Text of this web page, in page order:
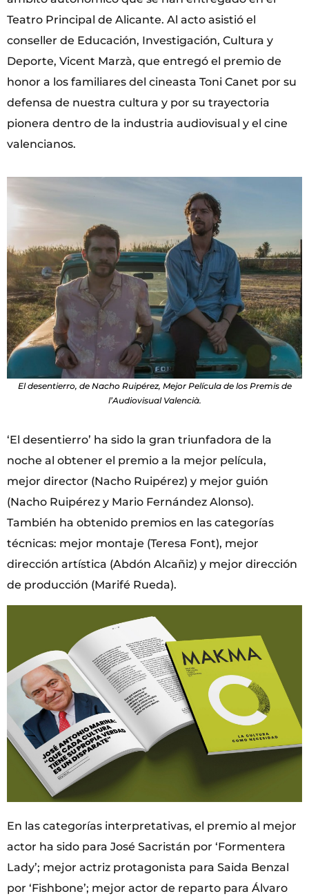
Teatro Principal de Alicante. Al acto asistió el
conseller de Educación, Investigación, Cultura y
Deporte, Vicent Marzà, que entregó el premio de
honor a los familiares del cineasta Toni Canet por su
defensa de nuestra cultura y por su trayectoria
pionera dentro de la industria audiovisual y el cine
valencianos.
El desentierro, de Nacho Ruipérez, Mejor Película de los Premis de
l’Audiovisual Valencià.
‘El desentierro’ ha sido la gran triunfadora de la
noche al obtener el premio a la mejor película,
mejor director (Nacho Ruipérez) y mejor guión
(Nacho Ruipérez y Mario Fernández Alonso).
También ha obtenido premios en las categorías
técnicas: mejor montaje (Teresa Font), mejor
dirección artística (Abdón Alcañiz) y mejor dirección
de producción (Marifé Rueda).
En las categorías interpretativas, el premio al mejor
actor ha sido para José Sacristán por ‘Formentera
Lady’; mejor actriz protagonista para Saida Benzal
por ‘Fishbone’; mejor actor de reparto para Álvaro